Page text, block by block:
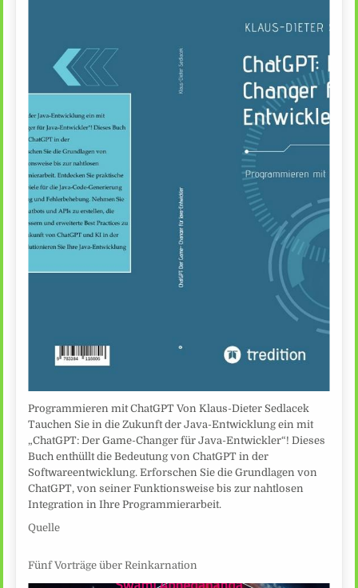
Programmieren mit ChatGPT Von Klaus-Dieter Sedlacek
Tauchen Sie in die Zukunft der Java-Entwicklung ein mit
„ChatGPT: Der Game-Changer für Java-Entwickler“! Dieses
Buch enthüllt die Bedeutung von ChatGPT in der
Softwareentwicklung. Erforschen Sie die Grundlagen von
ChatGPT, von seiner Funktionsweise bis zur nahtlosen
Integration in Ihre Programmierarbeit.
Quelle
Fünf Vorträge über Reinkarnation